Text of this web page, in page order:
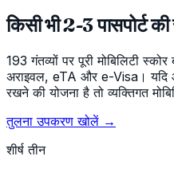
किसी भी 2-3 पासपोर्ट
193 गंतव्यों पर पूरी मोबिलिटी
अराइवल, eTA और e-Visa। यदि
रखने की योजना है तो व्यक्तिगत
तुलना उपकरण खोलें →
शीर्ष तीन